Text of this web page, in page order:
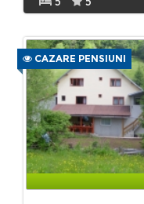
CAZARE PENSIUNI